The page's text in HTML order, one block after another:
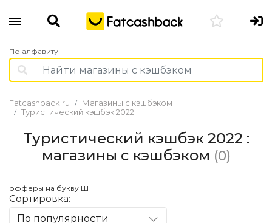
По алфавиту
Fatcashback.ru
Магазины с кэшбэком
Туристический кэшбэк 2022
Туристический кэшбэк 2022 :
магазины с кэшбэком (0)
офферы на букву Ш
Сортировка:
По популярности